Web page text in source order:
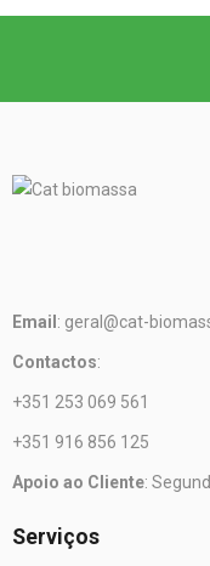
Email : geral@cat-
Contactos:
+351 253 069 561
+351 916 856 125
Apoio ao Cliente:
Serviços